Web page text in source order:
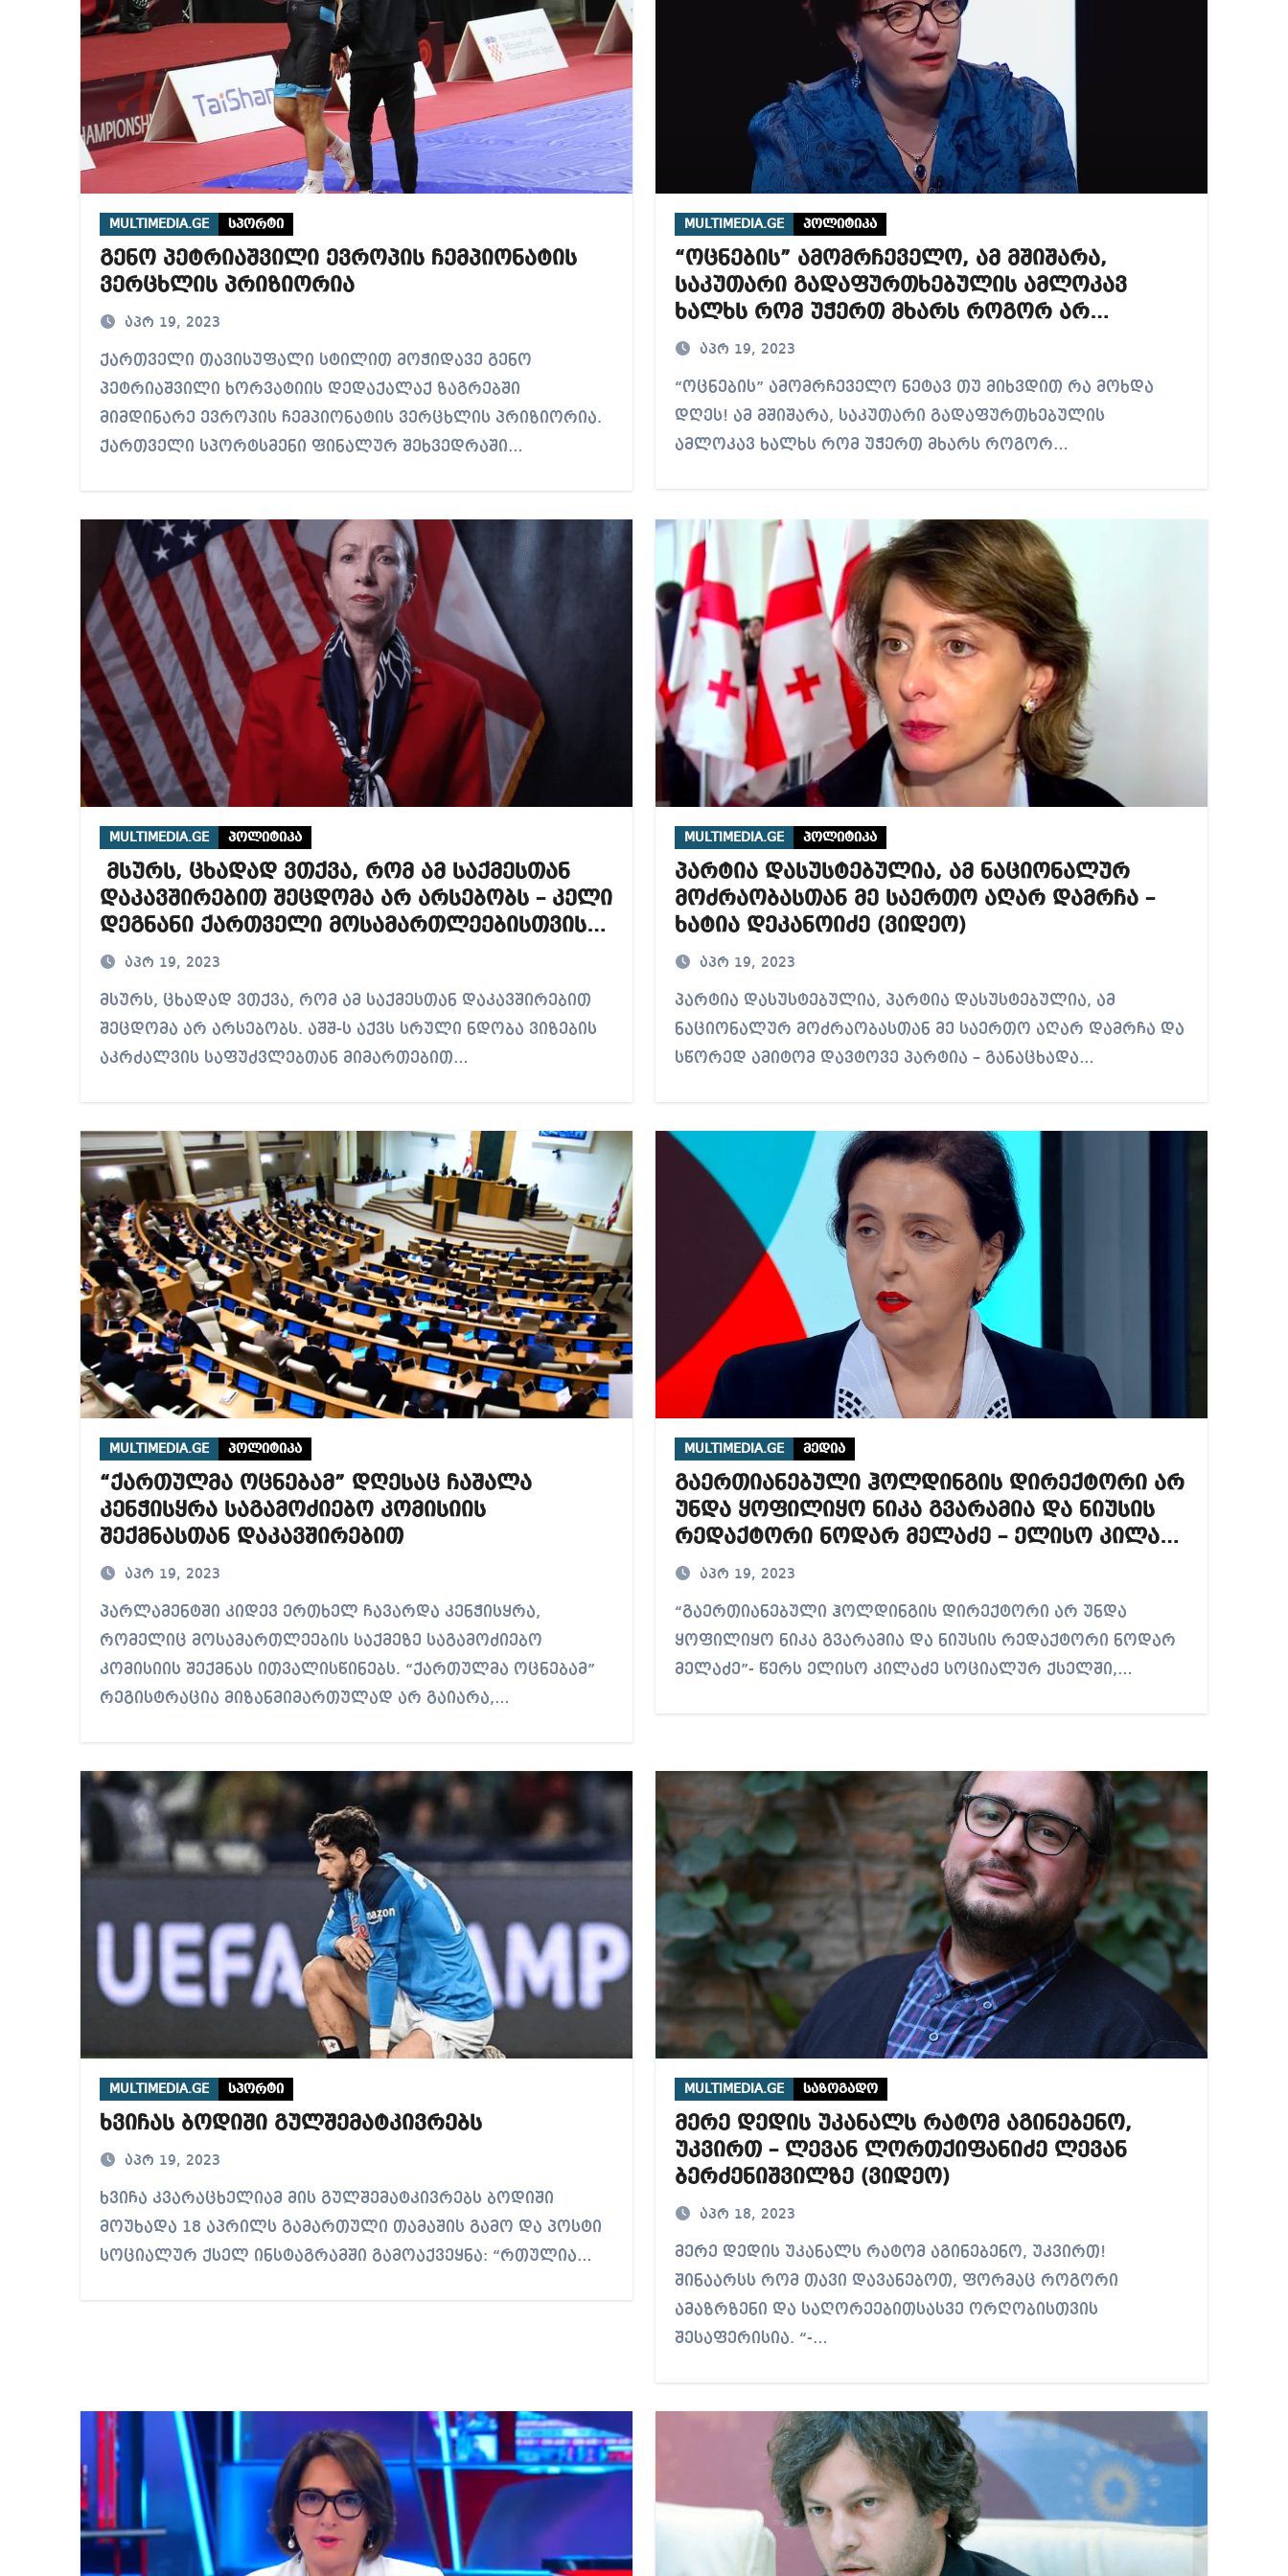
MULTIMEDIA.GE სპორტი
გენო პეტრიაშვილი ევროპის ჩემპიონატის
ვერცხლის პრიზიორია
აპრ 19, 2023
ქართველი თავისუფალი სტილით მოჭიდავე გენო
პეტრიაშვილი ხორვატიის დედაქალაქ ზაგრებში
მიმდინარე ევროპის ჩემპიონატის ვერცხლის პრიზიორია.
ქართველი სპორტსმენი ფინალურ შეხვედრაში…
MULTIMEDIA.GE პოლიტიკა
“ოცნების” ამომრჩეველო, ამ მშიშარა,
საკუთარი გადაფურთხებულის ამლოკავ
ხალხს რომ უჭერთ მხარს როგორ არ
გიტყდებათ?! – თინა ხიდაშელი
აპრ 19, 2023
“ოცნების” ამომრჩეველო ნეტავ თუ მიხვდით რა მოხდა
დღეს! ამ მშიშარა, საკუთარი გადაფურთხებულის
ამლოკავ ხალხს რომ უჭერთ მხარს როგორ…
MULTIMEDIA.GE პოლიტიკა
მსურს, ცხადად ვთქვა, რომ ამ საქმესთან
დაკავშირებით შეცდომა არ არსებობს – კელი
დეგნანი ქართველი მოსამართლეებისთვის
სავიზო აკრძალვაზე
აპრ 19, 2023
მსურს, ცხადად ვთქვა, რომ ამ საქმესთან დაკავშირებით
შეცდომა არ არსებობს. აშშ-ს აქვს სრული ნდობა ვიზების
აკრძალვის საფუძვლებთან მიმართებით…
MULTIMEDIA.GE პოლიტიკა
პარტია დასუსტებულია, ამ ნაციონალურ
მოძრაობასთან მე საერთო აღარ დამრჩა –
ხატია დეკანოიძე (ვიდეო)
აპრ 19, 2023
პარტია დასუსტებულია, პარტია დასუსტებულია, ამ
ნაციონალურ მოძრაობასთან მე საერთო აღარ დამრჩა და
სწორედ ამიტომ დავტოვე პარტია – განაცხადა…
MULTIMEDIA.GE პოლიტიკა
“ქართულმა ოცნებამ” დღესაც ჩაშალა
კენჭისყრა საგამოძიებო კომისიის
შექმნასთან დაკავშირებით
აპრ 19, 2023
პარლამენტში კიდევ ერთხელ ჩავარდა კენჭისყრა,
რომელიც მოსამართლეების საქმეზე საგამოძიებო
კომისიის შექმნას ითვალისწინებს. “ქართულმა ოცნებამ”
რეგისტრაცია მიზანმიმართულად არ გაიარა,…
MULTIMEDIA.GE მედია
გაერთიანებული ჰოლდინგის დირექტორი არ
უნდა ყოფილიყო ნიკა გვარამია და ნიუსის
რედაქტორი ნოდარ მელაძე – ელისო კილაძე
(ვიდეო)
აპრ 19, 2023
“გაერთიანებული ჰოლდინგის დირექტორი არ უნდა
ყოფილიყო ნიკა გვარამია და ნიუსის რედაქტორი ნოდარ
მელაძე”- წერს ელისო კილაძე სოციალურ ქსელში,…
MULTIMEDIA.GE სპორტი
ხვიჩას ბოდიში გულშემატკივრებს
აპრ 19, 2023
ხვიჩა კვარაცხელიამ მის გულშემატკივრებს ბოდიში
მოუხადა 18 აპრილს გამართული თამაშის გამო და პოსტი
სოციალურ ქსელ ინსტაგრამში გამოაქვეყნა: “რთულია…
MULTIMEDIA.GE საზოგადო
მერე დედის უკანალს რატომ აგინებენო,
უკვირთ – ლევან ლორთქიფანიძე ლევან
ბერძენიშვილზე (ვიდეო)
აპრ 18, 2023
მერე დედის უკანალს რატომ აგინებენო, უკვირთ!
შინაარსს რომ თავი დავანებოთ, ფორმაც როგორი
ამაზრზენი და საღორეებითსასვე ორღობისთვის
შესაფერისია. “-…